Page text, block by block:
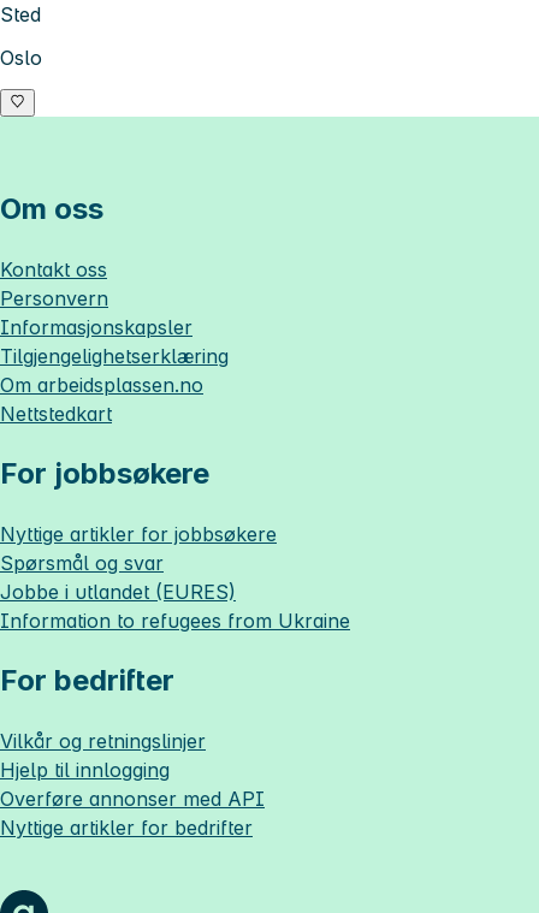
Sted
Oslo
Om oss
Kontakt oss
Personvern
Informasjonskapsler
Tilgjengelighetserklæring
Om arbeidsplassen.no
Nettstedkart
For jobbsøkere
Nyttige artikler for jobbsøkere
Spørsmål og svar
Jobbe i utlandet (EURES)
Information to refugees from Ukraine
For bedrifter
Vilkår og retningslinjer
Hjelp til innlogging
Overføre annonser med API
Nyttige artikler for bedrifter